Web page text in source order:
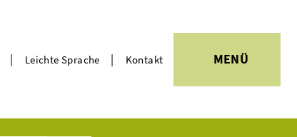
| Leichte Sprache | Kontakt MENÜ